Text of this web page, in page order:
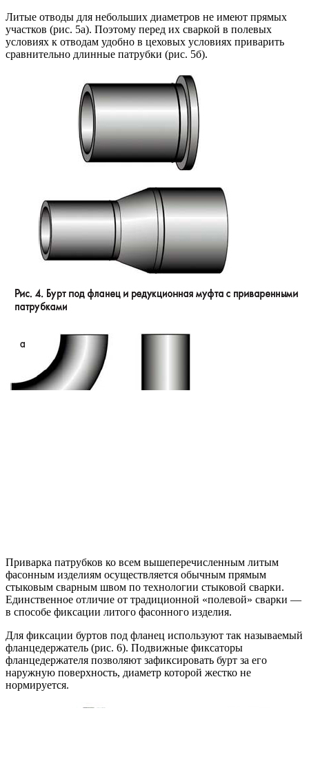
Литые отводы для небольших диаметров не имеют прямых
участков (рис. 5а). Поэтому перед их сваркой в полевых
условиях к отводам удобно в цеховых условиях приварить
сравнительно длинные патрубки (рис. 5б).
Приварка патрубков ко всем вышеперечисленным литым
фасонным изделиям осуществляется обычным прямым
стыковым сварным швом по технологии стыковой сварки.
Единственное отличие от традиционной «полевой» сварки —
в способе фиксации литого фасонного изделия.
Для фиксации буртов под фланец используют так называемый
фланцедержатель (рис. 6). Подвижные фиксаторы
фланцедержателя позволяют зафиксировать бурт за его
наружную поверхность, диаметр которой жестко не
нормируется.